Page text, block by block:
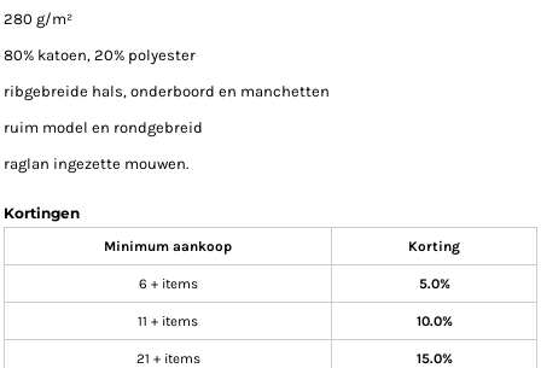
280 g/m²
80% katoen, 20% polyester
ribgebreide hals, onderboord en manchetten
ruim model en rondgebreid
raglan ingezette mouwen.
Kortingen
Minimum aankoop Korting
6 + items 5.0%
11 + items 10.0%
21 + items 15.0%